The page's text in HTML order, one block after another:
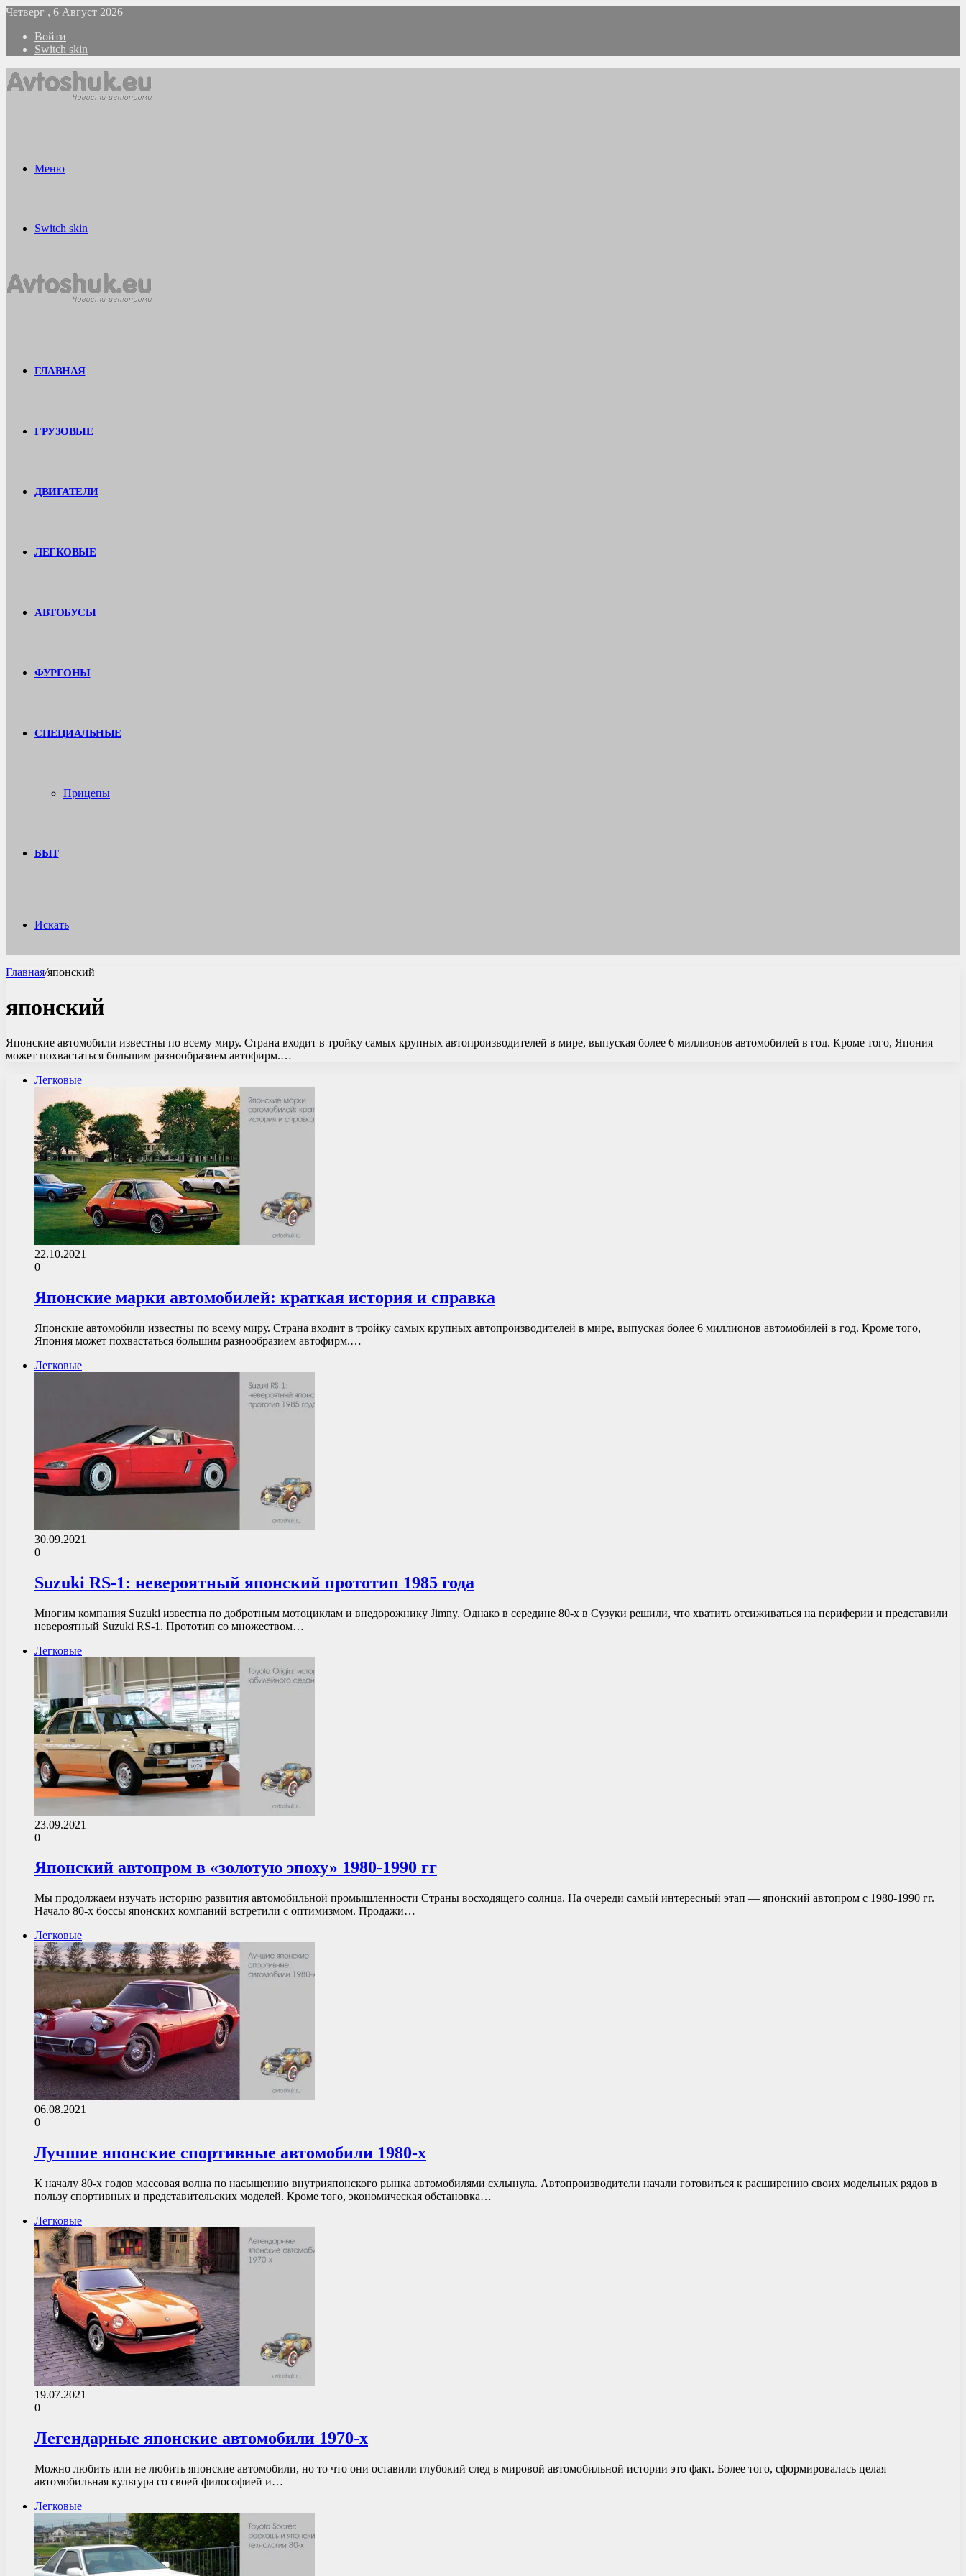
Четверг , 6 Август 2026
Войти
Switch skin
Меню
Switch skin
ГЛАВНАЯ
ГРУЗОВЫЕ
ДВИГАТЕЛИ
ЛЕГКОВЫЕ
АВТОБУСЫ
ФУРГОНЫ
СПЕЦИАЛЬНЫЕ
Прицепы
БЫТ
Искать
Главная/японский
японский
Японские автомобили известны по всему миру. Страна входит в тройку самых крупных автопроизводителей в мире, выпуская более 6 миллионов автомобилей в год. Кроме того, Япония
может похвастаться большим разнообразием автофирм.…
Легковые
22.10.2021
0
Японские марки автомобилей: краткая история и справка
Японские автомобили известны по всему миру. Страна входит в тройку самых крупных автопроизводителей в мире, выпуская более 6 миллионов автомобилей в год. Кроме того,
Япония может похвастаться большим разнообразием автофирм.…
Легковые
30.09.2021
0
Suzuki RS-1: невероятный японский прототип 1985 года
Многим компания Suzuki известна по добротным мотоциклам и внедорожнику Jimny. Однако в середине 80-х в Сузуки решили, что хватить отсиживаться на периферии и представили
невероятный Suzuki RS-1. Прототип со множеством…
Легковые
23.09.2021
0
Японский автопром в «золотую эпоху» 1980-1990 гг
Мы продолжаем изучать историю развития автомобильной промышленности Страны восходящего солнца. На очереди самый интересный этап — японский автопром с 1980-1990 гг.
Начало 80-х боссы японских компаний встретили с оптимизмом. Продажи…
Легковые
06.08.2021
0
Лучшие японские спортивные автомобили 1980-х
К началу 80-х годов массовая волна по насыщению внутрияпонского рынка автомобилями схлынула. Автопроизводители начали готовиться к расширению своих модельных рядов в
пользу спортивных и представительских моделей. Кроме того, экономическая обстановка…
Легковые
19.07.2021
0
Легендарные японские автомобили 1970-х
Можно любить или не любить японские автомобили, но то что они оставили глубокий след в мировой автомобильной истории это факт. Более того, сформировалась целая
автомобильная культура со своей философией и…
Легковые